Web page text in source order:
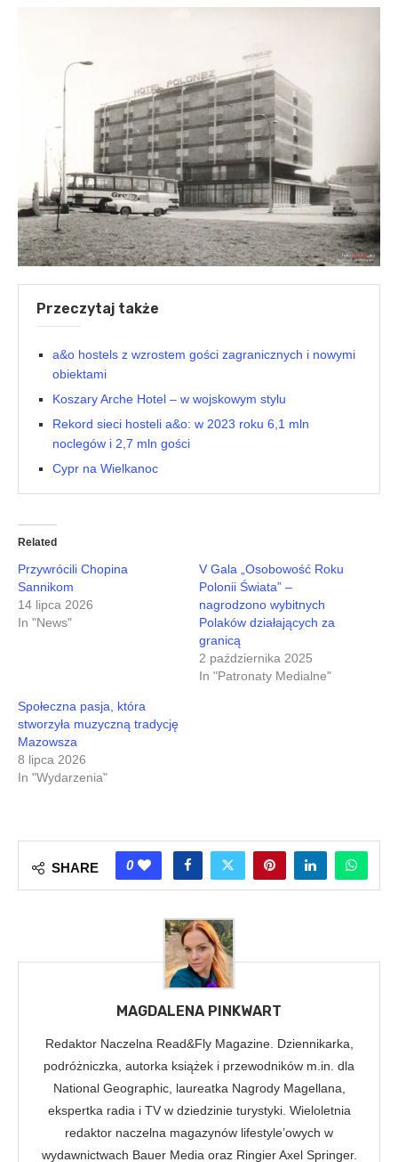
Przeczytaj także
a&o hostels z wzrostem gości zagranicznych i nowymi
obiektami
Koszary Arche Hotel – w wojskowym stylu
Rekord sieci hosteli a&o: w 2023 roku 6,1 mln
noclegów i 2,7 mln gości
Cypr na Wielkanoc
Related
Przywrócili Chopina
Sannikom
14 lipca 2026
In "News"
V Gala „Osobowość Roku
Polonii Świata” –
nagrodzono wybitnych
Polaków działających za
granicą
2 października 2025
In "Patronaty Medialne"
Społeczna pasja, która
stworzyła muzyczną tradycję
Mazowsza
8 lipca 2026
In "Wydarzenia"
SHARE 0
MAGDALENA PINKWART
Redaktor Naczelna Read&Fly Magazine. Dziennikarka,
podróżniczka, autorka książek i przewodników m.in. dla
National Geographic, laureatka Nagrody Magellana,
ekspertka radia i TV w dziedzinie turystyki. Wieloletnia
redaktor naczelna magazynów lifestyle’owych w
wydawnictwach Bauer Media oraz Ringier Axel Springer.